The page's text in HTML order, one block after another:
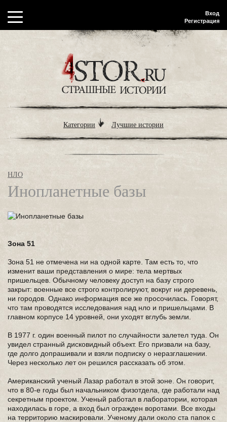
Вход
Регистрация
Категории Лучшие истории
НЛО
Инопланетные базы
Зона 51
Зона 51 не отмечена ни на одной карте. Там есть то, что
изменит ваши представления о мире: тела мертвых
пришельцев. Обычному человеку доступ на базу строго
закрыт: военные все строго контролируют, вокруг ни деревень,
ни городов. Однако информация все же просочилась. Говорят,
что там проводятся исследования над нло и пришельцами. В
главном корпусе 14 уровней, они уходят вглубь земли.
В 1977 г. один военный пилот по случайности залетел туда. Он
увидел странный дисковидный объект. Его призвали на базу,
где долго допрашивали и взяли подписку о неразглашении.
Через несколько лет он решился рассказать об этом.
Американский ученый Лазар работал в этой зоне. Он говорит,
что в 80-е годы был начальником физотдела, где работали над
секретным проектом. Ученый работал в лаборатории, которая
находилась в горе, а вход был огражден воротами. Все входы
на территорию маскировали. Ученому дали около ста папок с